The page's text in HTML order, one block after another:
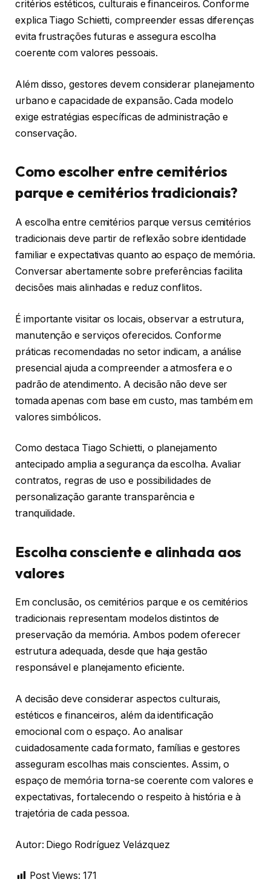
critérios estéticos, culturais e financeiros. Conforme
explica Tiago Schietti, compreender essas diferenças
evita frustrações futuras e assegura escolha
coerente com valores pessoais.
Além disso, gestores devem considerar planejamento
urbano e capacidade de expansão. Cada modelo
exige estratégias específicas de administração e
conservação.
Como escolher entre cemitérios
parque e cemitérios tradicionais?
A escolha entre cemitérios parque versus cemitérios
tradicionais deve partir de reflexão sobre identidade
familiar e expectativas quanto ao espaço de memória.
Conversar abertamente sobre preferências facilita
decisões mais alinhadas e reduz conflitos.
É importante visitar os locais, observar a estrutura,
manutenção e serviços oferecidos. Conforme
práticas recomendadas no setor indicam, a análise
presencial ajuda a compreender a atmosfera e o
padrão de atendimento. A decisão não deve ser
tomada apenas com base em custo, mas também em
valores simbólicos.
Como destaca Tiago Schietti, o planejamento
antecipado amplia a segurança da escolha. Avaliar
contratos, regras de uso e possibilidades de
personalização garante transparência e
tranquilidade.
Escolha consciente e alinhada aos
valores
Em conclusão, os cemitérios parque e os cemitérios
tradicionais representam modelos distintos de
preservação da memória. Ambos podem oferecer
estrutura adequada, desde que haja gestão
responsável e planejamento eficiente.
A decisão deve considerar aspectos culturais,
estéticos e financeiros, além da identificação
emocional com o espaço. Ao analisar
cuidadosamente cada formato, famílias e gestores
asseguram escolhas mais conscientes. Assim, o
espaço de memória torna-se coerente com valores e
expectativas, fortalecendo o respeito à história e à
trajetória de cada pessoa.
Autor: Diego Rodríguez Velázquez
Post Views: 171